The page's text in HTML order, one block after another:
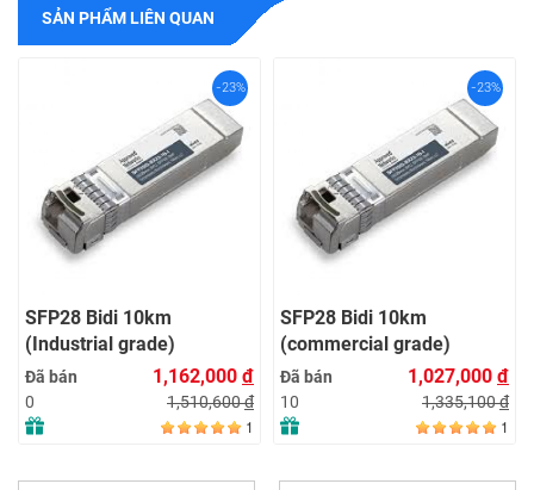
SẢN PHẨM LIÊN QUAN
-23%
SFP28 Bidi 10km
(Industrial grade)
Đã bán
0
1,162,000 đ
1,510,600đ
1
-23%
SFP28 Bidi 10km
(commercial grade)
Đã bán
10
1,027,000 đ
1,335,100đ
1